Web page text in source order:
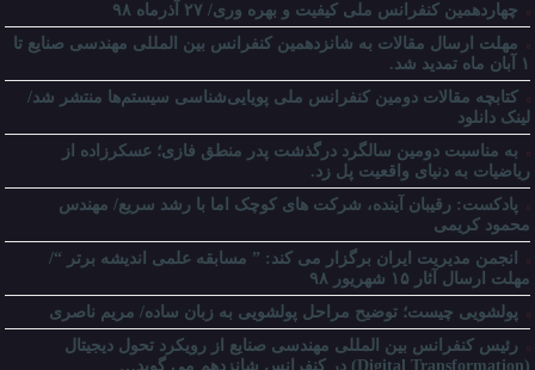
چهاردهمین کنفرانس ملی کیفیت و بهره وری/ ۲۷ آذرماه ۹۸
مهلت ارسال مقالات به شانزدهمین کنفرانس بین المللی مهندسی صنایع تا
۱ آبان ماه تمدید شد.
کتابچه مقالات دومین کنفرانس ملی پویایی‌شناسی سیستم‌ها منتشر شد/
لینک دانلود
به مناسبت دومین سالگرد درگذشت پدر منطق فازی؛ عسکرزاده از
ریاضیات به دنیای واقعیت پل زد.
پادکست: رقیبان آینده، شرکت های کوچک اما با رشد سریع/ مهندس
محمود کریمی
انجمن مدیریت ایران برگزار می کند: ” مسابقه علمی اندیشه برتر “/
مهلت ارسال آثار ۱۵ شهریور ۹۸
پولشویی چیست؛ توضیح مراحل پولشویی به زبان ساده/ مریم ناصری
رئیس کنفرانس بین المللی مهندسی صنایع از رویکرد تحول دیجیتال
(Digital Transformation) در کنفرانس شانزدهم می گوید…